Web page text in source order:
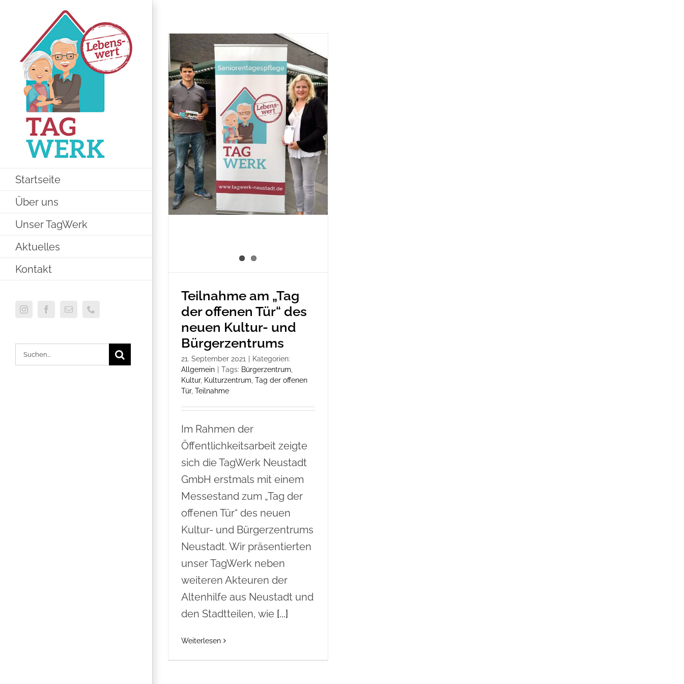
springen
Startseite
Über uns
Unser TagWerk
Aktuelles
Kontakt
InstagramFacebook
E-
Telefon
Suche
nach:
Teilnahme am „Tag der
Kultur- und Bürgerzentrums
Teilnahme am „Tag
der offenen Tür“ des
neuen Kultur- und
Bürgerzentrums
21. September 2021
Kategorien:
Allgemein
Tags: Bürgerzentrum
Kultur, Kulturzentrum Tag der offenen
Tür, Teilnahme
Im Rahmen der
Öffentlichkeitsarbeit zeigte
sich die TagWerk Neustadt
GmbH erstmals mit einem
Messestand zum „Tag der
offenen Tür“ des neuen
Kultur- und Bürgerzentrums
Neustadt. Wir präsentierten
unser TagWerk neben
weiteren Akteuren der
Altenhilfe aus Neustadt und
den Stadtteilen, wie [...]
Weiterlesen